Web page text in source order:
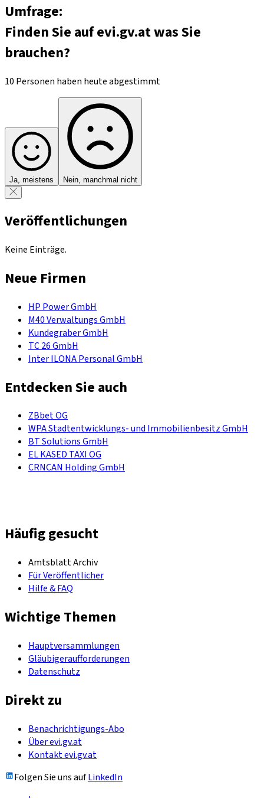
Umfrage:
Finden Sie auf evi.gv.at was Sie
brauchen?
10 Personen haben heute abgestimmt
Ja, meistens Nein, manchmal nicht
Veröffentlichungen
Keine Einträge.
Neue Firmen
HP Power GmbH
M40 Verwaltungs GmbH
Kundegraber GmbH
TC 26 GmbH
Inter ILONA Personal GmbH
Entdecken Sie auch
ZBbet OG
WPA Stadtentwicklungs- und Immobilienbesitz GmbH
BT Solutions GmbH
EL KASED TAXI OG
CRNCAN Holding GmbH
Häufig gesucht
Amtsblatt Archiv
Für Veröffentlicher
Hilfe & FAQ
Wichtige Themen
Hauptversammlungen
Gläubigeraufforderungen
Datenschutz
Direkt zu
Benachrichtigungs-Abo
Über evi.gv.at
Kontakt evi.gv.at
Folgen Sie uns aufLinkedIn